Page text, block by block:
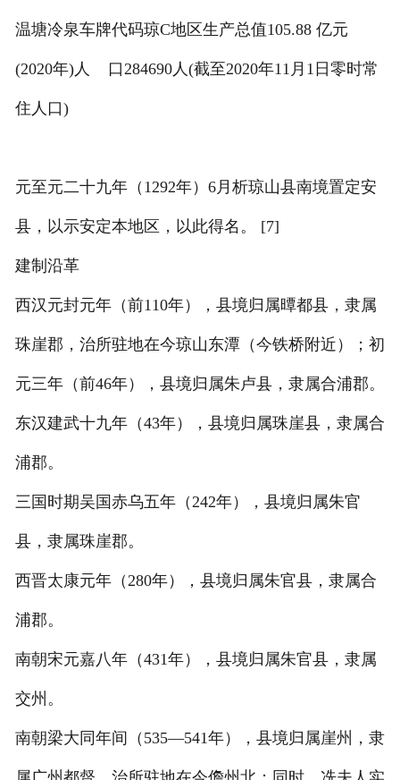
温塘冷泉车牌代码琼C地区生产总值105.88 亿元
(2020年)人 口284690人(截至2020年11月1日零时常
住人口)
元至元二十九年（1292年）6月析琼山县南境置定安
县，以示安定本地区，以此得名。 [7]
建制沿革
西汉元封元年（前110年），县境归属曋都县，隶属
珠崖郡，治所驻地在今琼山东潭（今铁桥附近）；初
元三年（前46年），县境归属朱卢县，隶属合浦郡。
东汉建武十九年（43年），县境归属珠崖县，隶属合
浦郡。
三国时期吴国赤乌五年（242年），县境归属朱官
县，隶属珠崖郡。
西晋太康元年（280年），县境归属朱官县，隶属合
浦郡。
南朝宋元嘉八年（431年），县境归属朱官县，隶属
交州。
南朝梁大同年间（535—541年），县境归属崖州，隶